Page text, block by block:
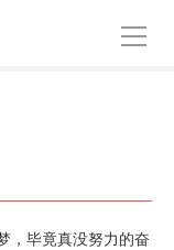
导航
毕竟真没努力的奋